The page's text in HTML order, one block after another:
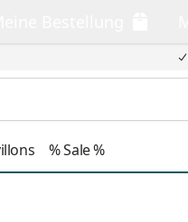
% Sale %